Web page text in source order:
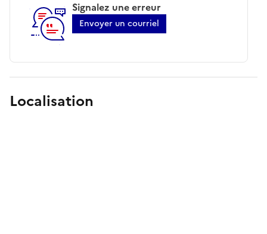
Signalez une erreur
Envoyer un courriel
Localisation